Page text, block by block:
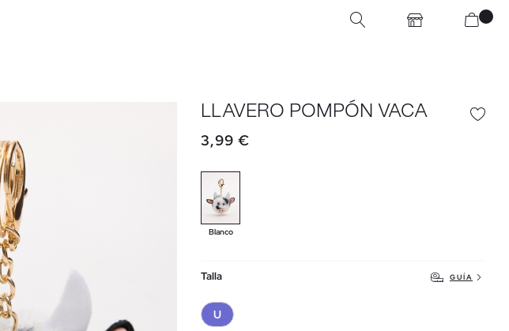
LLAVERO POMPÓN VACA
3,99 €
Blanco
Talla GUÍA
U